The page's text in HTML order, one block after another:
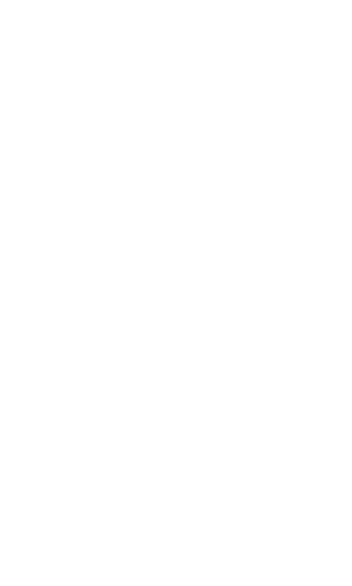
店・
しま
され
用者
くだ
されて
せん。
応品が
、
を意
とい
造装
す。
をい
御